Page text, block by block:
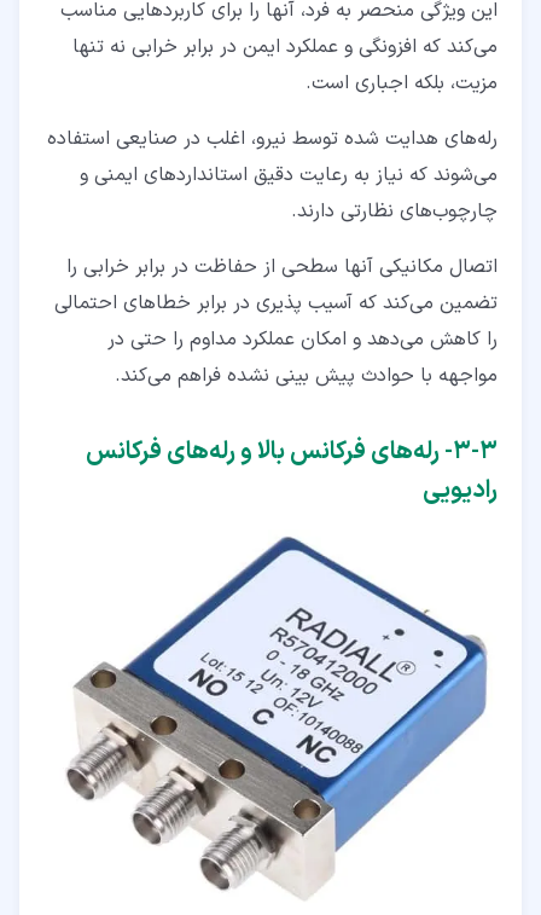
این ویژگی منحصر به فرد، آنها را برای کاربردهایی مناسب
می‌کند که افزونگی و عملکرد ایمن در برابر خرابی نه تنها
مزیت، بلکه اجباری است.
رله‌های هدایت ‌شده توسط نیرو، اغلب در صنایعی استفاده
می‌شوند که نیاز به رعایت دقیق استانداردهای ایمنی و
چارچوب‌های نظارتی دارند.
اتصال مکانیکی آنها سطحی از حفاظت در برابر خرابی را
تضمین می‌کند که آسیب ‌پذیری در برابر خطاهای احتمالی
را کاهش می‌دهد و امکان عملکرد مداوم را حتی در
مواجهه با حوادث پیش ‌بینی ‌نشده فراهم می‌کند.
۳‏-‏۳‏- رله‌های فرکانس بالا و رله‌های فرکانس
رادیویی